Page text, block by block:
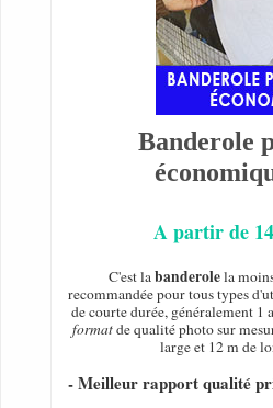
Banderole
A partir de
C'est labanderolela
recommandée pour tous types
de courte durée, généralement 1
formatde qualité photo sur
large et 12 m de
- Meilleur rapport qualité